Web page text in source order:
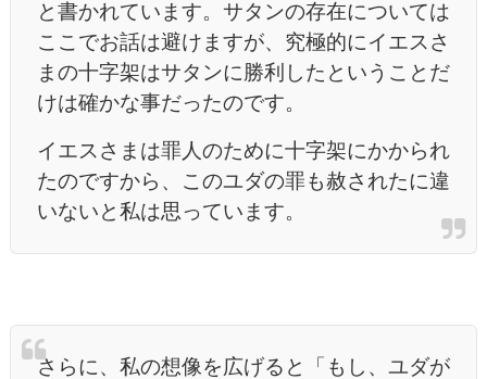
と書かれています。サタンの存在については
ここでお話は避けますが、究極的にイエスさ
まの十字架はサタンに勝利したということだ
けは確かな事だったのです。
イエスさまは罪人のために十字架にかかられ
たのですから、このユダの罪も赦されたに違
いないと私は思っています。
さらに、私の想像を広げると「もし、ユダが